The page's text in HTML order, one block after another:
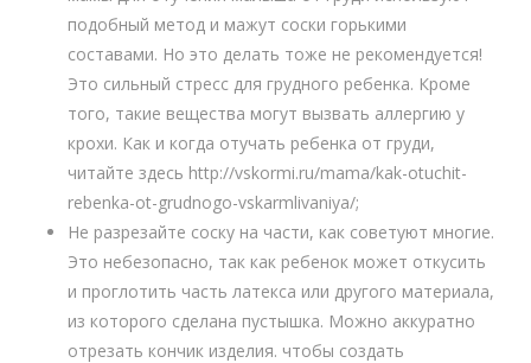
подобный метод и мажут соски горькими
составами. Но это делать тоже не рекомендуется!
Это сильный стресс для грудного ребенка. Кроме
того, такие вещества могут вызвать аллергию у
крохи. Как и когда отучать ребенка от груди,
читайте здесь http://vskormi.ru/mama/kak-otuchit-
rebenka-ot-grudnogo-vskarmlivaniya/;
Не разрезайте соску на части, как советуют многие.
Это небезопасно, так как ребенок может откусить
и проглотить часть латекса или другого материала,
из которого сделана пустышка. Можно аккуратно
отрезать кончик изделия. чтобы создать